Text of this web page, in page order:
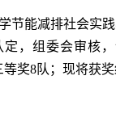
能减排社会实践
，组委会审核
奖8队；现将获奖